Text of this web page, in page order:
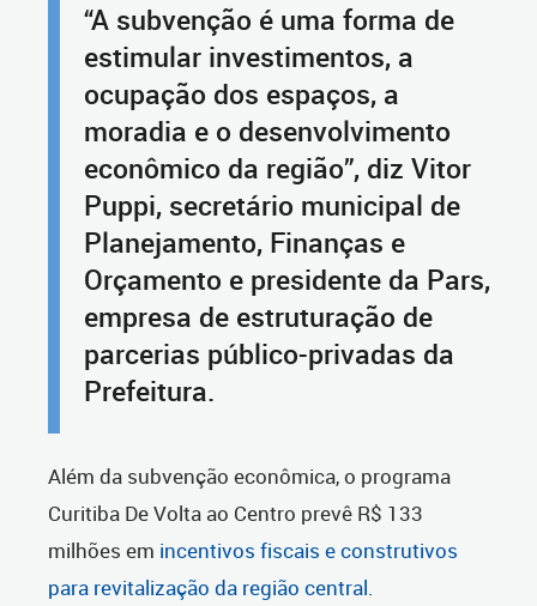
“A subvenção é uma forma de
estimular investimentos, a
ocupação dos espaços, a
moradia e o desenvolvimento
econômico da região”, diz Vitor
Puppi, secretário municipal de
Planejamento, Finanças e
Orçamento e presidente da Pars,
empresa de estruturação de
parcerias público-privadas da
Prefeitura.
Além da subvenção econômica, o programa
Curitiba De Volta ao Centro prevê R$ 133
milhões em incentivos fiscais e construtivos
para revitalização da região central.